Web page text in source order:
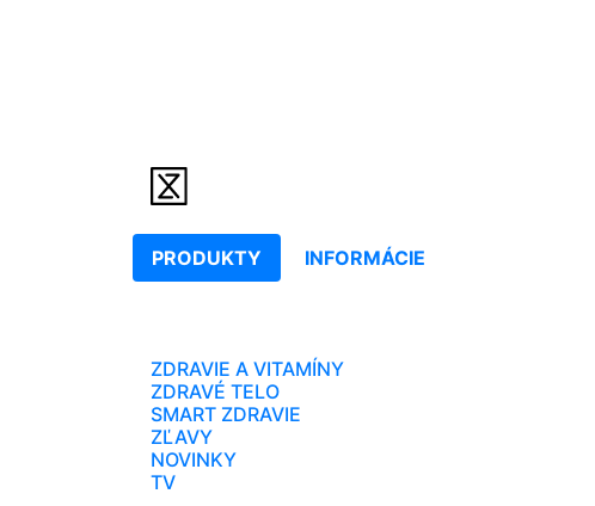
PRODUKTY INFORMÁCIE
ZDRAVIE A VITAMÍNY
ZDRAVÉ TELO
SMART ZDRAVIE
ZĽAVY
NOVINKY
TV